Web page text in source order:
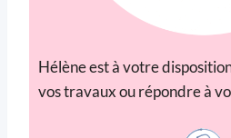
Hélène est à votre
vos travaux ou répondre à